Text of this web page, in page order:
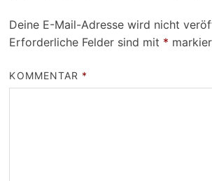
Deine E-Mail-Adresse wird nicht
Erforderliche Felder sind mit *
KOMMENTAR *